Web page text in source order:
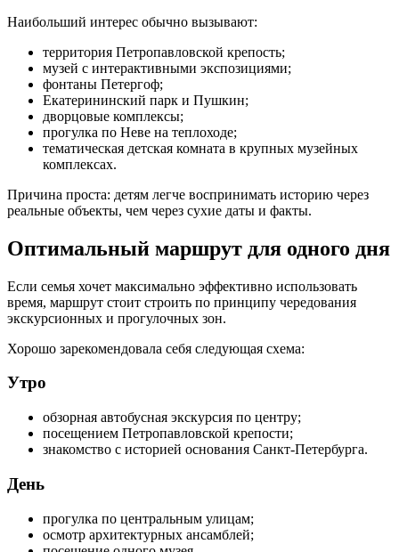
Наибольший интерес обычно вызывают:
территория Петропавловской крепость;
музей с интерактивными экспозициями;
фонтаны Петергоф;
Екатерининский парк и Пушкин;
дворцовые комплексы;
прогулка по Неве на теплоходе;
тематическая детская комната в крупных музейных
комплексах.
Причина проста: детям легче воспринимать историю через
реальные объекты, чем через сухие даты и факты.
Оптимальный маршрут для одного дня
Если семья хочет максимально эффективно использовать
время, маршрут стоит строить по принципу чередования
экскурсионных и прогулочных зон.
Хорошо зарекомендовала себя следующая схема:
Утро
обзорная автобусная экскурсия по центру;
посещением Петропавловской крепости;
знакомство с историей основания Санкт-Петербурга.
День
прогулка по центральным улицам;
осмотр архитектурных ансамблей;